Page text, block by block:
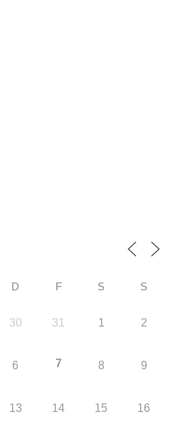
D F S S
30 31 1 2
6 7 8 9
13 14 15 16